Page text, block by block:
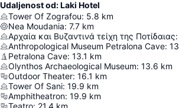
Udaljenost od: Laki Hotel
Tower Of Zografou: 5.8 km
Nea Moudania: 7.7 km
Αρχαία και Βυζαντινά τείχη της Ποτίδαιας:
Anthropological Museum Petralona Cave: 13
Petralona Cave: 13.1 km
Olynthos Archaeological Museum: 13.6 km
Outdoor Theater: 16.1 km
Tower Of Sani: 19.9 km
Amphitheatron: 19.9 km
Teatro: 21.4 km